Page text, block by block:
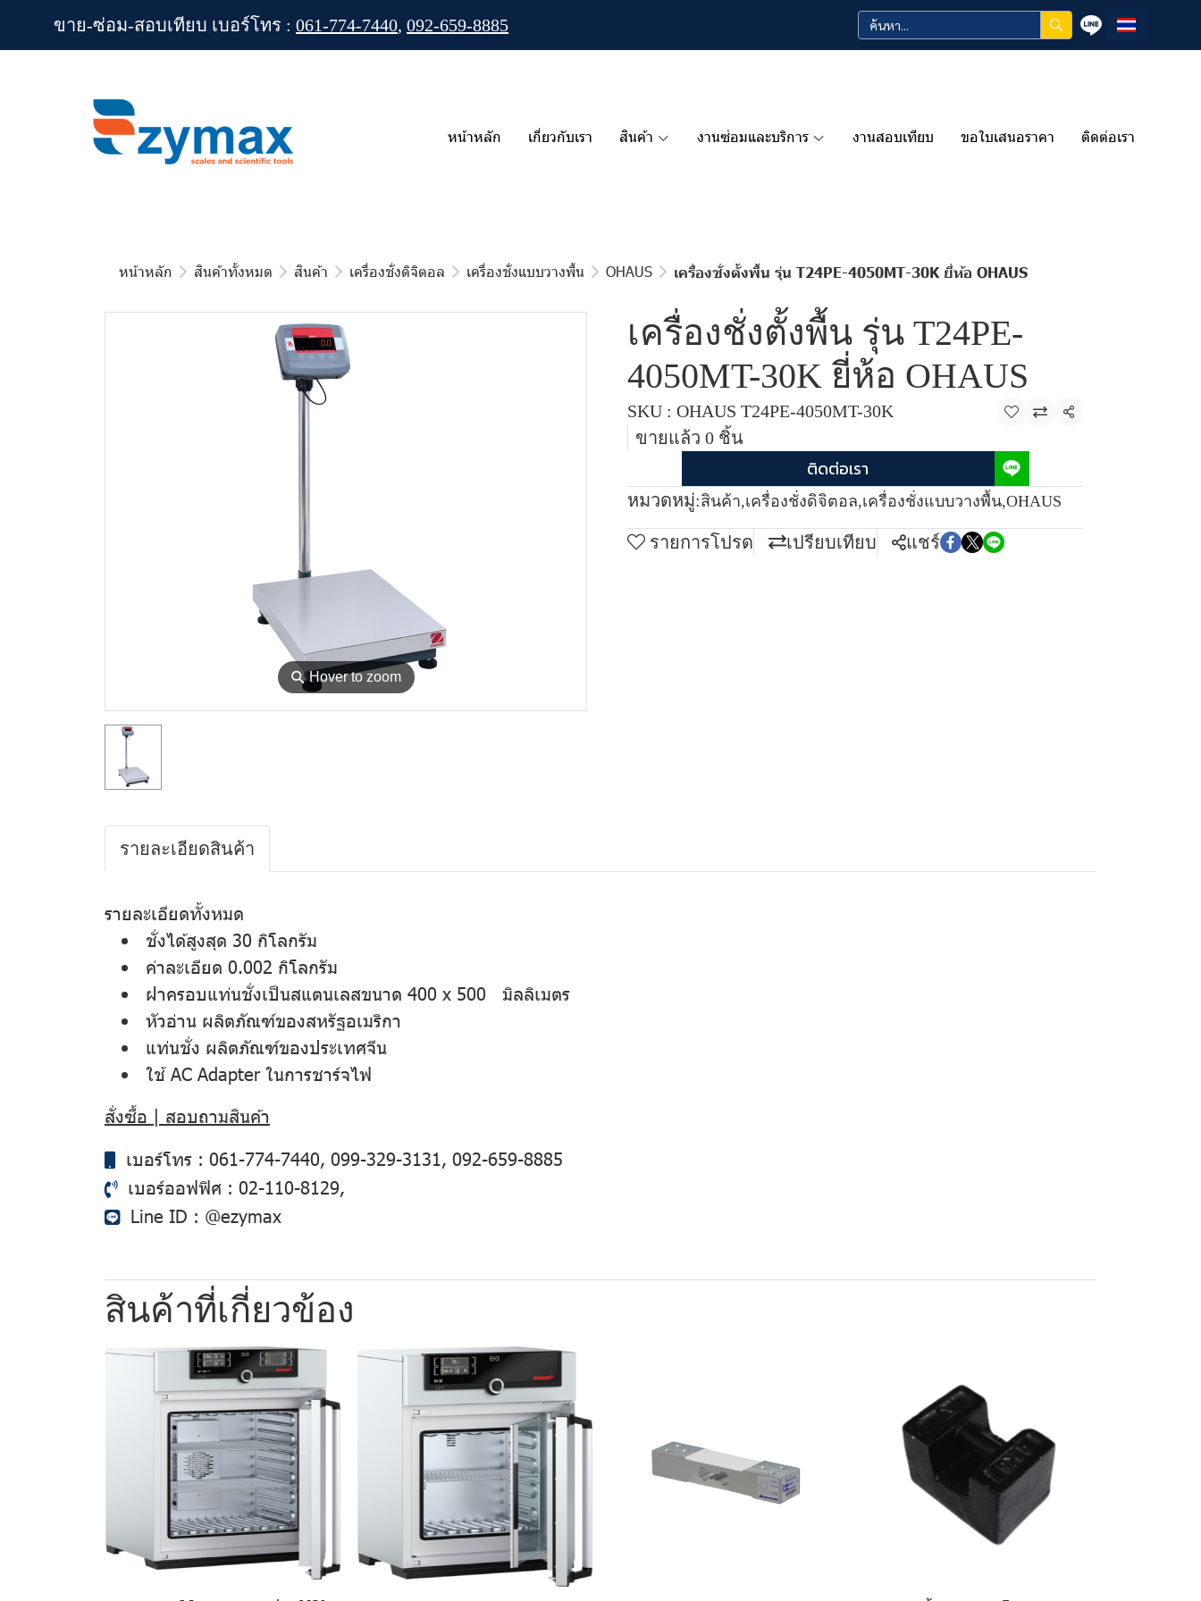
ขาย-ซ่อม-สอบเทียบ เบอร์โทร : 061-774-7440, 092-659-8885
หน้าหลัก เกี่ยวกับเรา สินค้า งานซ่อมและบริการ งานสอบเทียบ ขอใบเสนอราคา ติดต่อเรา
หน้าหลัก สินค้าทั้งหมด สินค้า เครื่องชั่งดิจิตอล เครื่องชั่งแบบวางพื้น OHAUS เครื่องชั่งตั้งพื้น รุ่น T24PE-4050MT-30K ยี่ห้อ OHAUS
⚲Hover to zoom
เครื่องชั่งตั้งพื้น รุ่น T24PE-
4050MT-30K ยี่ห้อ OHAUS
SKU : OHAUS T24PE-4050MT-30K
ขายแล้ว 0 ชิ้น
แชร์
ติดต่อเรา
หมวดหมู่:สินค้า,เครื่องชั่งดิจิตอล,เครื่องชั่งแบบวางพื้น,OHAUS
รายการโปรด เปรียบเทียบ แชร์
รายละเอียดสินค้า
รายละเอียดทั้งหมด
ชั่งได้สูงสุด 30 กิโลกรัม
ค่าละเอียด 0.002 กิโลกรัม
ฝาครอบแท่นชั่งเป็นสแตนเลสขนาด 400 x 500 มิลลิเมตร
หัวอ่าน ผลิตภัณฑ์ของสหรัฐอเมริกา
แท่นชั่ง ผลิตภัณฑ์ของประเทศจีน
ใช้ AC Adapter ในการชาร์จไฟ
สั่งซื้อ | สอบถามสินค้า
เบอร์โทร : 061-774-7440, 099-329-3131 , 092-659-8885
เบอร์ออฟฟิศ : 02-110-8129,
Line ID : @ezymax
สินค้าที่เกี่ยวข้อง